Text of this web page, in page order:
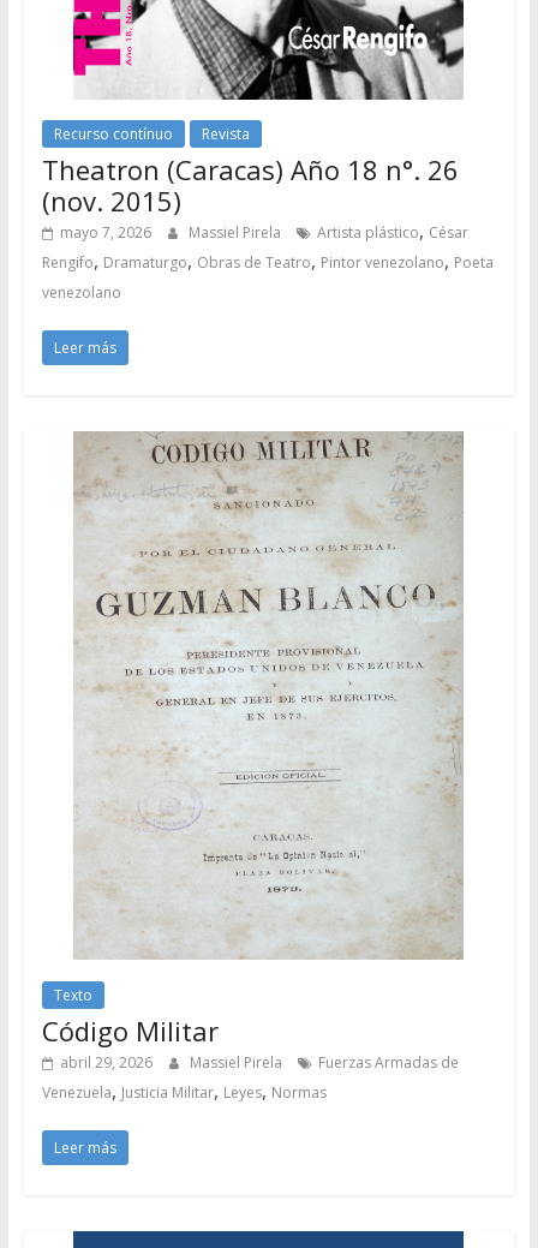
Recurso contínuo Revista
Theatron (Caracas) Año 18 n°. 26
(nov. 2015)
mayo 7, 2026 Massiel Pirela Artista plástico, César
Rengifo, Dramaturgo, Obras de Teatro, Pintor venezolano, Poeta
venezolano
Leer más
Texto
Código Militar
abril 29, 2026 Massiel Pirela
Fuerzas Armadas de
Venezuela, Justicia Militar, Leyes, Normas
Leer más